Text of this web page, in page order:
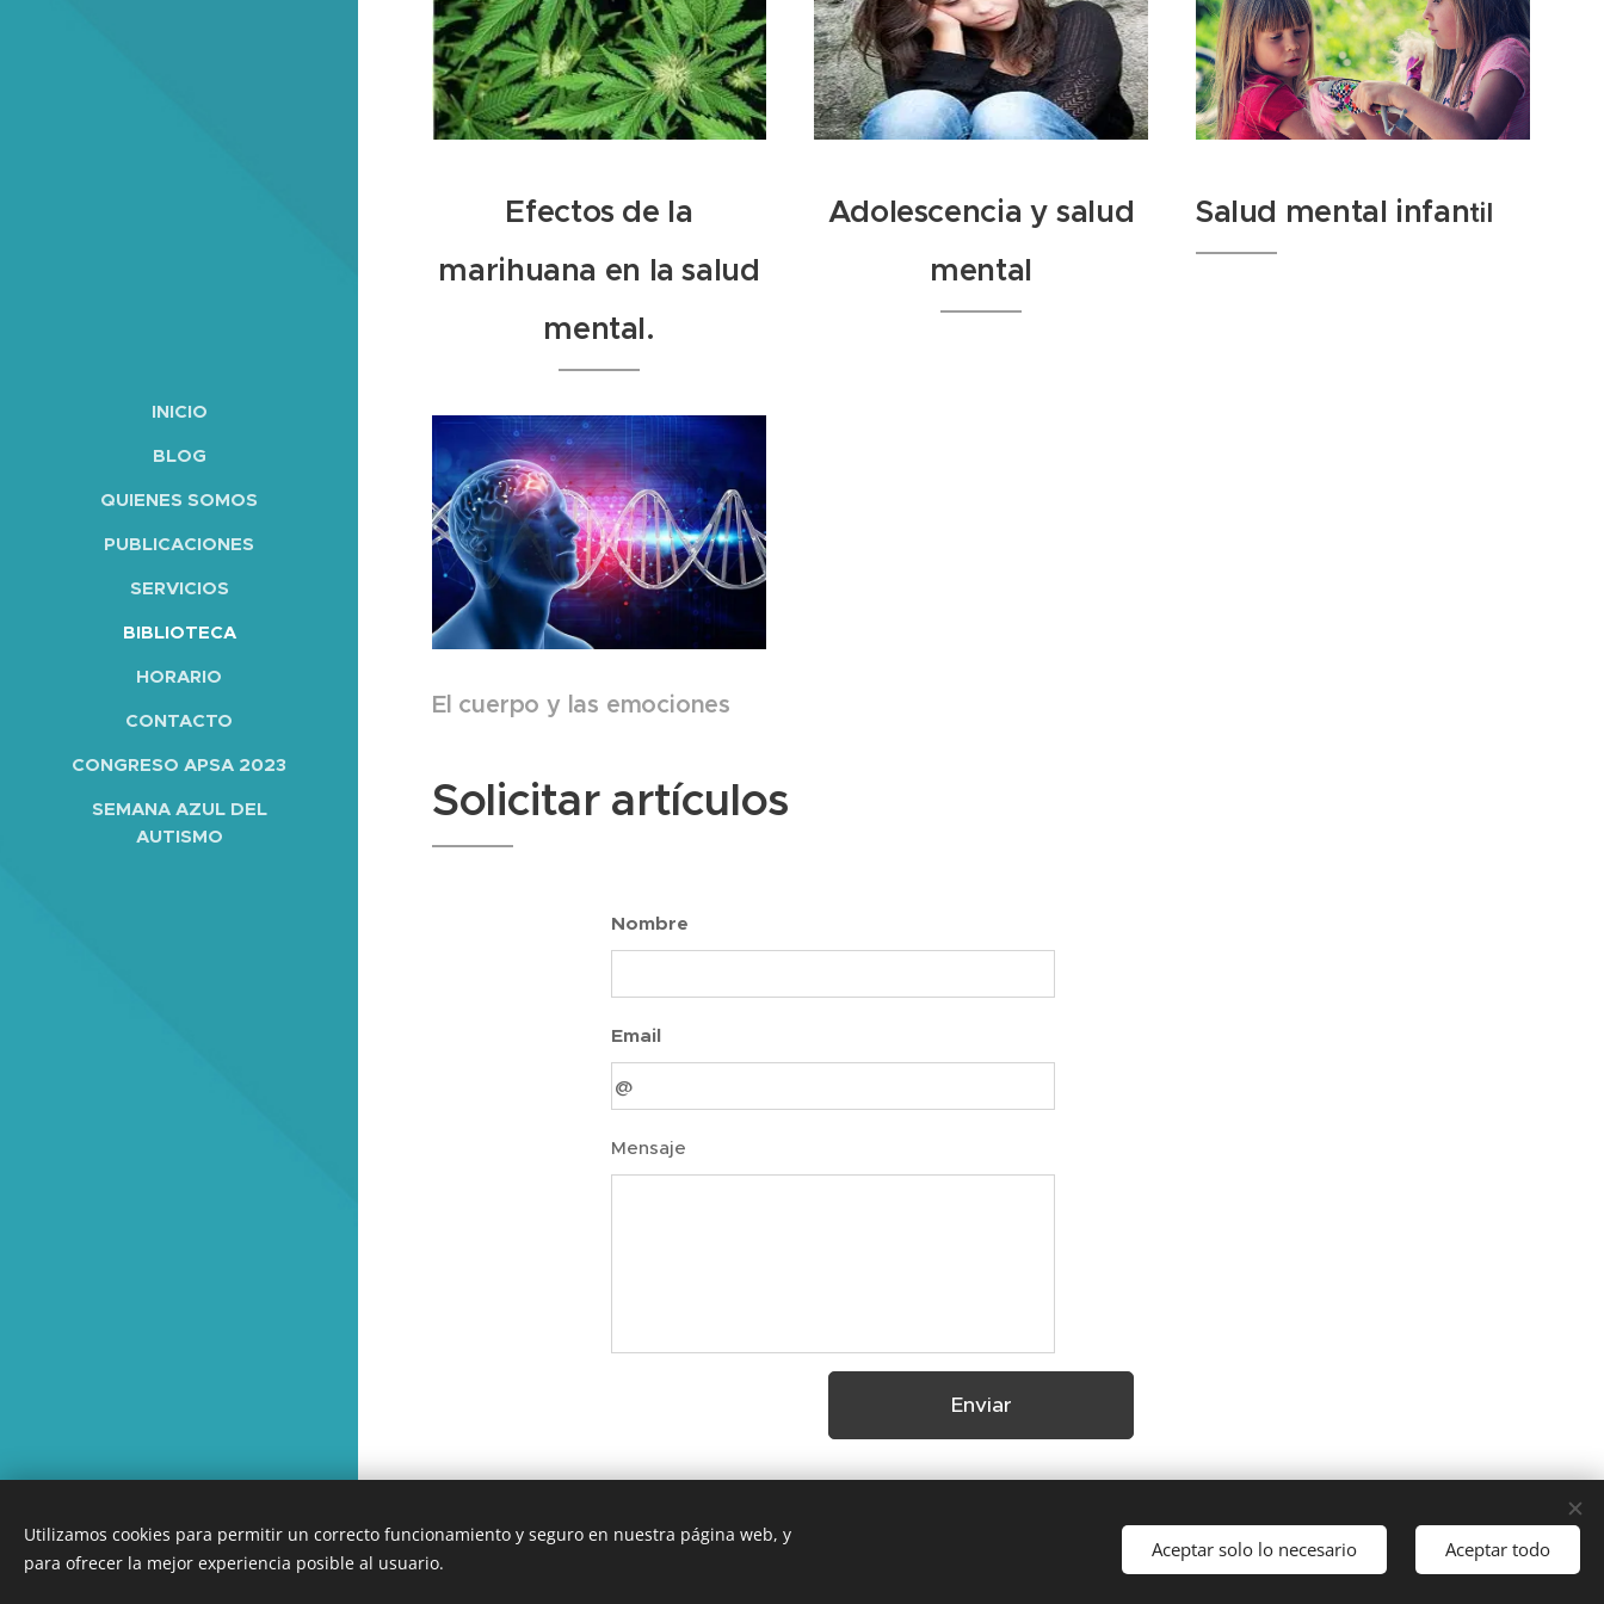
INICIO
BLOG
QUIENES SOMOS
PUBLICACIONES
SERVICIOS
BIBLIOTECA
HORARIO
CONTACTO
CONGRESO APSA 2023
SEMANA AZUL DEL
AUTISMO
Efectos de la
marihuana en la salud
mental.
Adolescencia y salud
mental
Salud mental infantil
El cuerpo y las emociones
Solicitar artículos
Nombre
Email
Mensaje
Enviar
Creado con
Webnode
Utilizamos cookies para permitir un correcto funcionamiento y seguro en nuestra página web, y
para ofrecer la mejor experiencia posible al usuario.
Aceptar solo lo necesario Aceptar todo